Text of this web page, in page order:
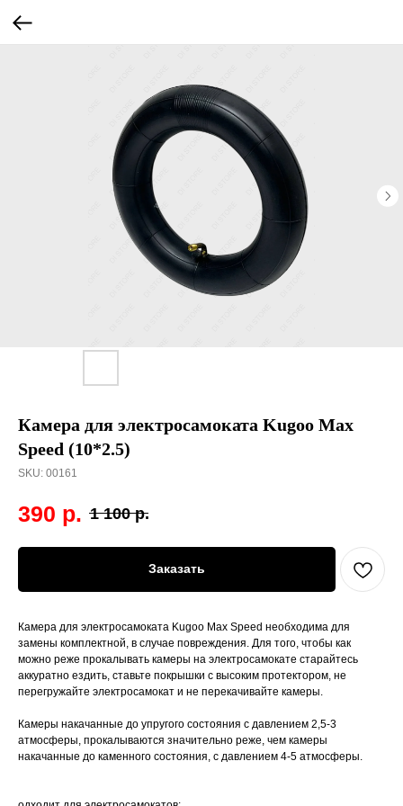
Камера для электросамоката Kugoo Max
Speed (10*2.5)
SKU: 00161
390 р. 1 100 р.
Заказать
Камера для электросамоката Kugoo Max Speed необходима для
замены комплектной, в случае повреждения. Для того, чтобы как
можно реже прокалывать камеры на электросамокате старайтесь
аккуратно ездить, ставьте покрышки с высоким протектором, не
перегружайте электросамокат и не перекачивайте камеры.
Камеры накачанные до упругого состояния с давлением 2,5-3
атмосферы, прокалываются значительно реже, чем камеры
накачанные до каменного состояния, с давлением 4-5 атмосферы.